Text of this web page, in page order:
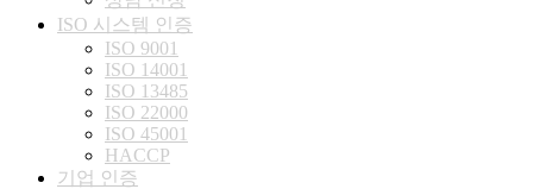
ISO 시스템 인 증
ISO 9001
ISO 14001
ISO 13485
ISO 22000
ISO 45001
HACCP
기업 인증